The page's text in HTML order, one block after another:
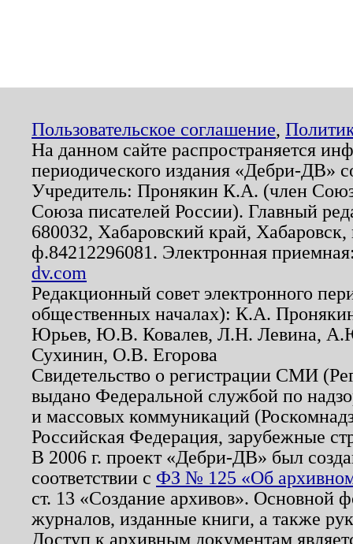
Пользовательское соглашение,
На данном сайте распространяется
периодического издания «Дебри-ДВ»
Учредитель: Пронякин К.А. (член
Союза писателей России). Главный
680032, Хабаровский край,
ф.84212296081. Электронная
dv.com
Редакционный совет электронного
общественных началах): К.А.
Юрьев, Ю.В. Ковалев, Л.Н. Левина,
Сухинин, О.В. Егорова
Свидетельство о регистрации СМИ
выдано Федеральной службой по
и массовых коммуникаций
Российская Федерация, зарубежные
В 2006 г. проект «Дебри-ДВ» был
соответствии с ФЗ № 125 «Об
ст. 13 «Создание архивов». Основной
журналов, изданные книги, а также
Доступ к архивным документам